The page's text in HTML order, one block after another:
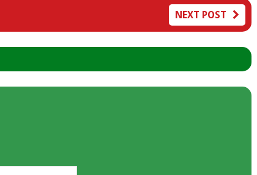
NEXT POST